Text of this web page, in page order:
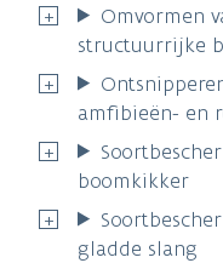
Omvormen
structuurrijke
amfibieën- en
boomkikker
gladde slang